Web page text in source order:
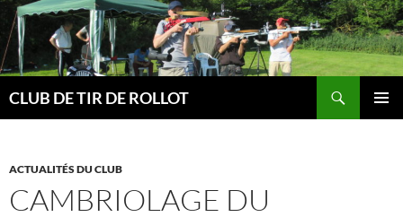
Aller
au
contenu
CLUB DE TIR DE ROLLOT
ACTUALITÉS DU CLUB
CAMBRIOLAGE DU